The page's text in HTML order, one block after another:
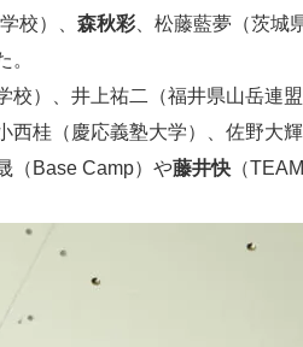
校）、 森秋彩 、松藤藍夢（茨城
。
校）、井上祐二（福井県山岳連
西桂（慶応義塾大学）、佐野大
（Base Camp）や藤井快 （